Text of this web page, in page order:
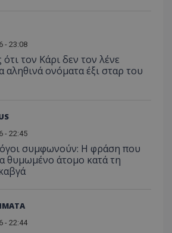
- 23:08
τον Κάρι δεν τον λένε
αληθινά ονόματα έξι σταρ του
- 22:45
συμφωνούν: Η φράση που
θυμωμένο άτομο κατά τη
- 22:44